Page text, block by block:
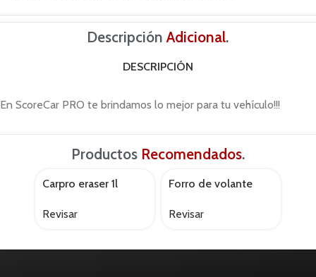
DescripciónAdicional.
DESCRIPCIÓN
En ScoreCar PRO te brindamos lo mejor para tu vehículo!!!
Productos Recomendados.
AGOTADO
Carpro eraser 1l
Revisar
AGOTADO
Forro de volante
negro/gris
Revisar